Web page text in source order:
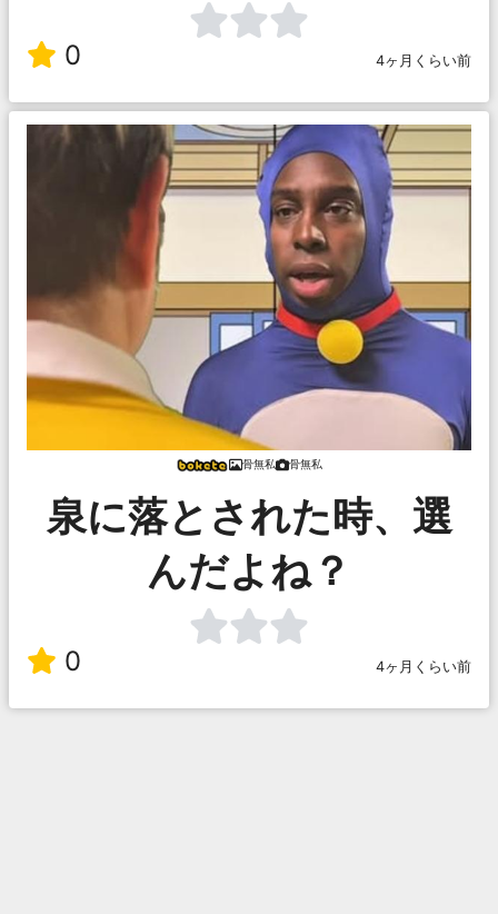
0 4ヶ月くらい前
骨無私 骨無私
泉に落とされた時、選
んだよね？
0 4ヶ月くらい前